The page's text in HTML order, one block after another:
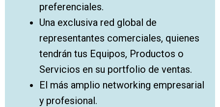
preferenciales.
Una exclusiva red global de
representantes comerciales, quienes
tendrán tus Equipos, Productos o
Servicios en su portfolio de ventas.
El más amplio networking empresarial
y profesional.